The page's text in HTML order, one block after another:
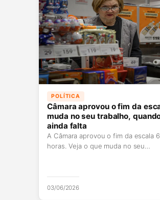
POLÍTICA
Câmara aprovou o fim da
muda no seu trabalho,
ainda falta
A Câmara aprovou o fim da escala
horas. Veja o que muda no seu…
03/06/2026